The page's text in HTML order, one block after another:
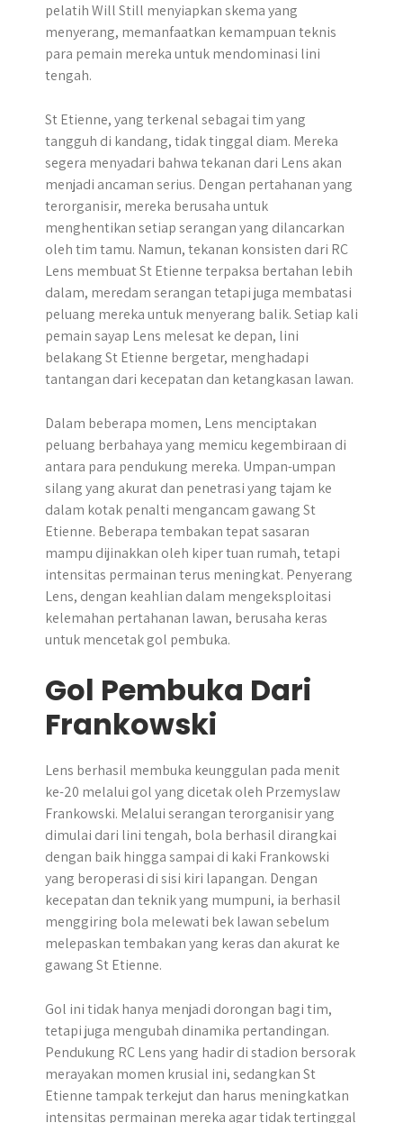
pelatih Will Still menyiapkan skema yang
menyerang, memanfaatkan kemampuan teknis
para pemain mereka untuk mendominasi lini
tengah.
St Etienne, yang terkenal sebagai tim yang
tangguh di kandang, tidak tinggal diam. Mereka
segera menyadari bahwa tekanan dari Lens akan
menjadi ancaman serius. Dengan pertahanan yang
terorganisir, mereka berusaha untuk
menghentikan setiap serangan yang dilancarkan
oleh tim tamu. Namun, tekanan konsisten dari RC
Lens membuat St Etienne terpaksa bertahan lebih
dalam, meredam serangan tetapi juga membatasi
peluang mereka untuk menyerang balik. Setiap kali
pemain sayap Lens melesat ke depan, lini
belakang St Etienne bergetar, menghadapi
tantangan dari kecepatan dan ketangkasan lawan.
Dalam beberapa momen, Lens menciptakan
peluang berbahaya yang memicu kegembiraan di
antara para pendukung mereka. Umpan-umpan
silang yang akurat dan penetrasi yang tajam ke
dalam kotak penalti mengancam gawang St
Etienne. Beberapa tembakan tepat sasaran
mampu dijinakkan oleh kiper tuan rumah, tetapi
intensitas permainan terus meningkat. Penyerang
Lens, dengan keahlian dalam mengeksploitasi
kelemahan pertahanan lawan, berusaha keras
untuk mencetak gol pembuka.
Gol Pembuka Dari
Frankowski
Lens berhasil membuka keunggulan pada menit
ke-20 melalui gol yang dicetak oleh Przemyslaw
Frankowski. Melalui serangan terorganisir yang
dimulai dari lini tengah, bola berhasil dirangkai
dengan baik hingga sampai di kaki Frankowski
yang beroperasi di sisi kiri lapangan. Dengan
kecepatan dan teknik yang mumpuni, ia berhasil
menggiring bola melewati bek lawan sebelum
melepaskan tembakan yang keras dan akurat ke
gawang St Etienne.
Gol ini tidak hanya menjadi dorongan bagi tim,
tetapi juga mengubah dinamika pertandingan.
Pendukung RC Lens yang hadir di stadion bersorak
merayakan momen krusial ini, sedangkan St
Etienne tampak terkejut dan harus meningkatkan
intensitas permainan mereka agar tidak tertinggal